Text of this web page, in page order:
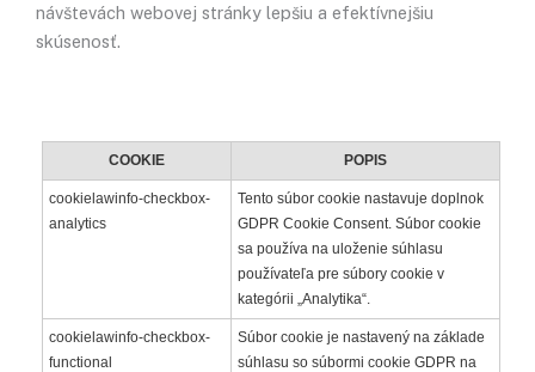
návštevách webovej stránky lepšiu a efektívnejšiu
skúsenosť.
COOKIE POPIS
cookielawinfo-checkbox-
analytics
Tento súbor cookie nastavuje doplnok
GDPR Cookie Consent. Súbor cookie
sa používa na uloženie súhlasu
používateľa pre súbory cookie v
kategórii „Analytika“.
cookielawinfo-checkbox-
functional
Súbor cookie je nastavený na základe
súhlasu so súbormi cookie GDPR na